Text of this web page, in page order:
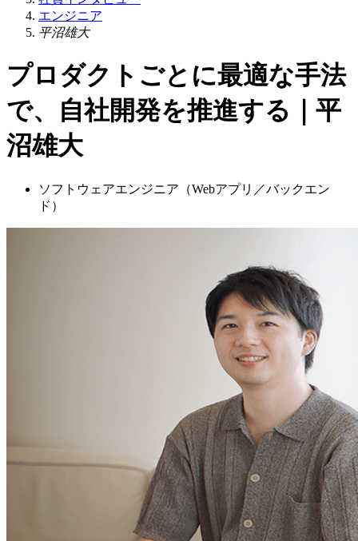
エンジニア
平沼雄大
プロダクトごとに最適な手法
で、自社開発を推進する｜平
沼雄大
ソフトウェアエンジニア（Webアプリ／バックエン
ド）